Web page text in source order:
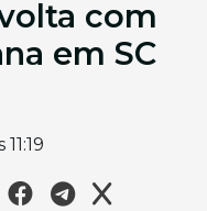
com
em SC